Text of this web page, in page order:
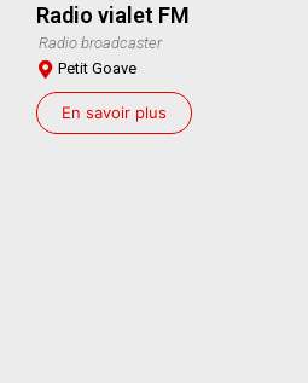
Radio vialet FM
Radio broadcaster
Petit Goave
En savoir plus